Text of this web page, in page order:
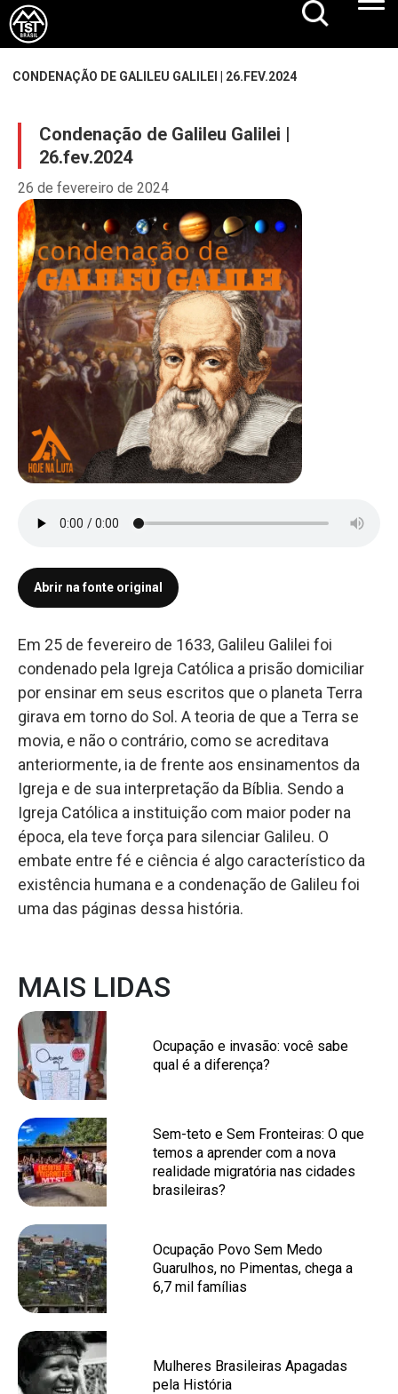
CONDENAÇÃO DE GALILEU GALILEI | 26.FEV.2024
Condenação de Galileu Galilei |
26.fev.2024
26 de fevereiro de 2024
Abrir na fonte original
Em 25 de fevereiro de 1633, Galileu Galilei foi
condenado pela Igreja Católica a prisão domiciliar
por ensinar em seus escritos que o planeta Terra
girava em torno do Sol. A teoria de que a Terra se
movia, e não o contrário, como se acreditava
anteriormente, ia de frente aos ensinamentos da
Igreja e de sua interpretação da Bíblia. Sendo a
Igreja Católica a instituição com maior poder na
época, ela teve força para silenciar Galileu. O
embate entre fé e ciência é algo característico da
existência humana e a condenação de Galileu foi
uma das páginas dessa história.
MAIS LIDAS
Ocupação e invasão: você sabe
qual é a diferença?
Sem-teto e Sem Fronteiras: O que
temos a aprender com a nova
realidade migratória nas cidades
brasileiras?
Ocupação Povo Sem Medo
Guarulhos, no Pimentas, chega a
6,7 mil famílias
Mulheres Brasileiras Apagadas
pela História